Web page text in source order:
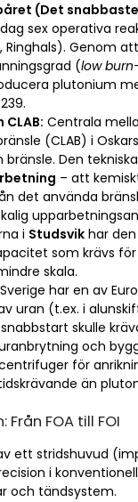
(Det
sex operativa
Ringhals). Genom
(low
plutonium
Centrala
(CLAB) i
bränsle. Den
– att
det använda
i Studsvik har den
som krävs
skala.
Sverige har en av
uran (t.ex. i
snabbstart skulle
och
för
än
Från FOA till FOI
ett stridshuvud
i
och tändsystem.